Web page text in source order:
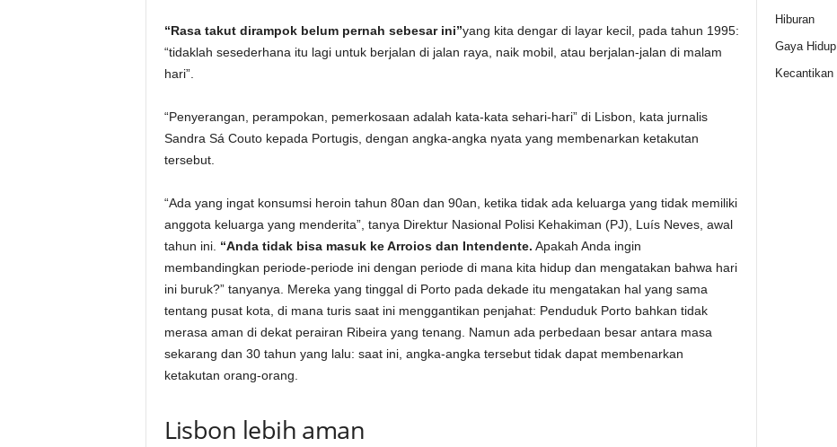
“Rasa takut dirampok belum pernah sebesar ini”yang kita dengar di layar kecil, pada tahun 1995:
“tidaklah sesederhana itu lagi untuk berjalan di jalan raya, naik mobil, atau berjalan-jalan di malam
hari”.
“Penyerangan, perampokan, pemerkosaan adalah kata-kata sehari-hari” di Lisbon, kata jurnalis
Sandra Sá Couto kepada Portugis, dengan angka-angka nyata yang membenarkan ketakutan
tersebut.
“Ada yang ingat konsumsi heroin tahun 80an dan 90an, ketika tidak ada keluarga yang tidak memiliki
anggota keluarga yang menderita”, tanya Direktur Nasional Polisi Kehakiman (PJ), Luís Neves, awal
tahun ini. “Anda tidak bisa masuk ke Arroios dan Intendente. Apakah Anda ingin
membandingkan periode-periode ini dengan periode di mana kita hidup dan mengatakan bahwa hari
ini buruk?” tanyanya. Mereka yang tinggal di Porto pada dekade itu mengatakan hal yang sama
tentang pusat kota, di mana turis saat ini menggantikan penjahat: Penduduk Porto bahkan tidak
merasa aman di dekat perairan Ribeira yang tenang. Namun ada perbedaan besar antara masa
sekarang dan 30 tahun yang lalu: saat ini, angka-angka tersebut tidak dapat membenarkan
ketakutan orang-orang.
Lisbon lebih aman
Hiburan
Gaya Hidup
Kecantikan